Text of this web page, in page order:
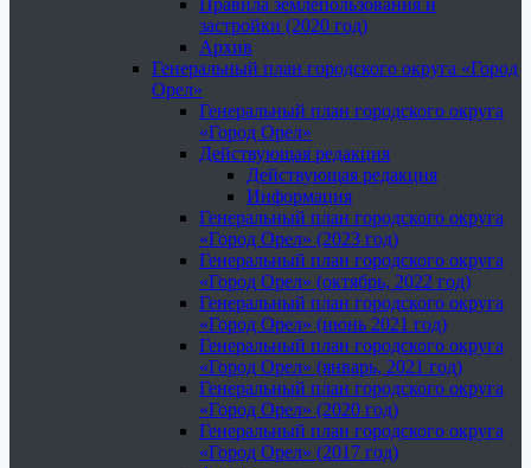
Правила землепользования и
застройки (2020 год)
Архив
Генеральный план городского округа «Город
Орел»
Генеральный план городского округа
«Город Орел»
Действующая редакция
Действующая редакция
Информация
Генеральный план городского округа
«Город Орел» (2023 год)
Генеральный план городского округа
«Город Орел» (октябрь, 2022 год)
Генеральный план городского округа
«Город Орел» (июнь 2021 год)
Генеральный план городского округа
«Город Орел» (январь, 2021 год)
Генеральный план городского округа
«Город Орел» (2020 год)
Генеральный план городского округа
«Город Орел» (2017 год)